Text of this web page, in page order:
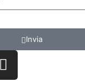
Invia